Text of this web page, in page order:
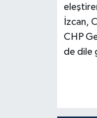
İzcan,
CHP
de dile